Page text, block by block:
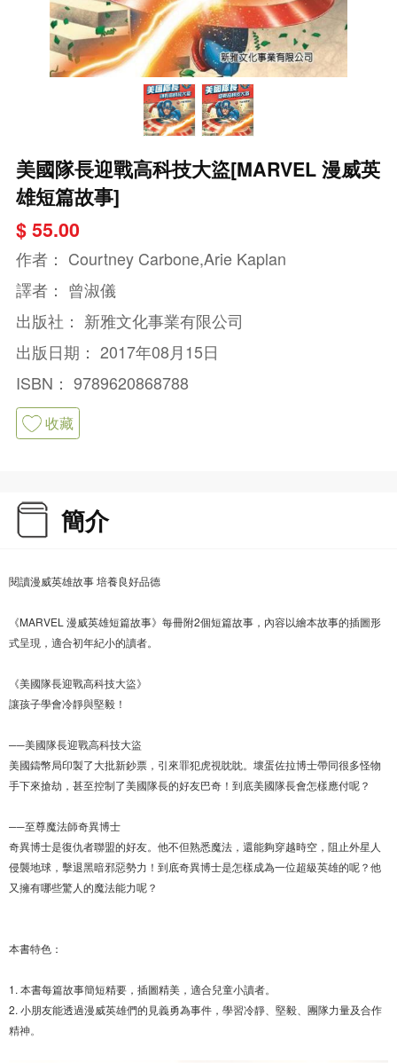
美國隊長迎戰高科技大盜[MARVEL 漫威英
雄短篇故事]
$ 55.00
作者： Courtney Carbone,Arie Kaplan
譯者： 曾淑儀
出版社： 新雅文化事業有限公司
出版日期： 2017年08月15日
ISBN： 9789620868788
收藏
簡介
閱讀漫威英雄故事 培養良好品德
《MARVEL 漫威英雄短篇故事》每冊附2個短篇故事，內容以繪本故事的插圖形
式呈現，適合初年紀小的讀者。
《美國隊長迎戰高科技大盜》
讓孩子學會冷靜與堅毅！
──美國隊長迎戰高科技大盜
美國鑄幣局印製了大批新鈔票，引來罪犯虎視眈眈。壞蛋佐拉博士帶同很多怪物
手下來搶劫，甚至控制了美國隊長的好友巴奇！到底美國隊長會怎樣應付呢？
──至尊魔法師奇異博士
奇異博士是復仇者聯盟的好友。他不但熟悉魔法，還能夠穿越時空，阻止外星人
侵襲地球，擊退黑暗邪惡勢力！到底奇異博士是怎樣成為一位超級英雄的呢？他
又擁有哪些驚人的魔法能力呢？
本書特色：
1. 本書每篇故事簡短精要，插圖精美，適合兒童小讀者。
2. 小朋友能透過漫威英雄們的見義勇為事件，學習冷靜、堅毅、團隊力量及合作
精神。